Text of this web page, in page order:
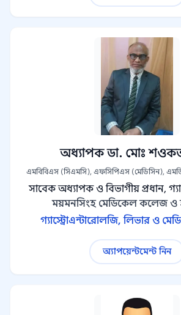
অধ্যাপক ডা. মোঃ
এমবিবিএস (সিএমসি), এফসিপিএস (মেডিসিন), এমডি
সাবেক অধ্যাপক ও বিভাগীয় প্রধান,
ময়মনসিংহ মেডিকেল কলেজ ও
গ্যাস্ট্রোএন্টারোলজি, লিভার ও
অ্যাপয়েন্টমেন্ট নিন